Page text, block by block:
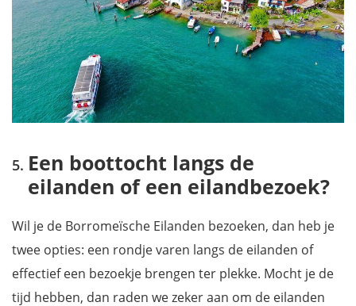
Een boottocht langs de
eilanden of een eilandbezoek?
Wil je de Borromeïsche Eilanden bezoeken, dan heb je
twee opties: een rondje varen langs de eilanden of
effectief een bezoekje brengen ter plekke. Mocht je de
tijd hebben, dan raden we zeker aan om de eilanden